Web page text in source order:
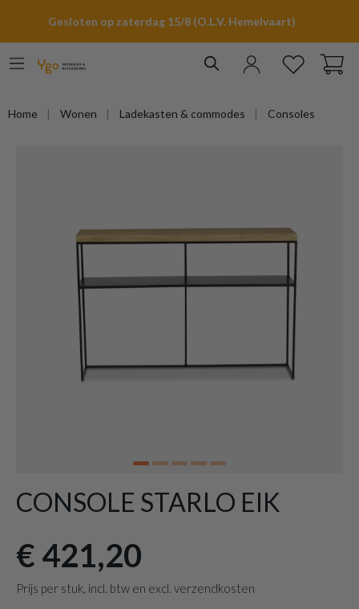
Gesloten op zaterdag 15/8 (O.L.V. Hemelvaart)
Home Wonen Ladekasten & commodes Consoles
CONSOLE STARLO EIK
€ 421,20
Prijs per stuk, incl. btw en excl. verzendkosten